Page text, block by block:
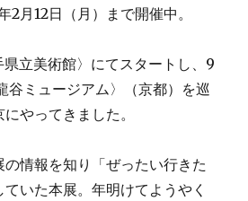
月12日（月）まで開催中。
立美術館〉にてスタートし、9
谷ミュージアム〉（京都）を巡
やってきました。
情報を知り「ぜったい行きた
いた本展。年明けてようやく